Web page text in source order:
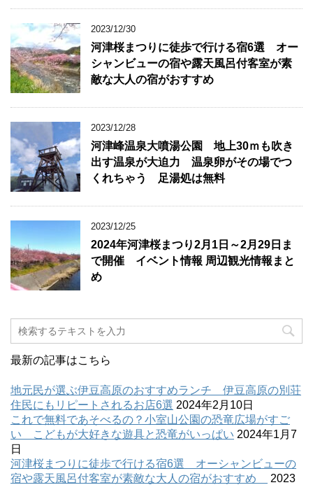
2023/12/30
河津桜まつりに徒歩で行ける宿6選 オー
シャンビューの宿や露天風呂付客室が素
敵な大人の宿がおすすめ
2023/12/28
河津峰温泉大噴湯公園 地上30ｍも吹き
出す温泉が大迫力 温泉卵がその場でつ
くれちゃう 足湯処は無料
2023/12/25
2024年河津桜まつり2月1日～2月29日ま
で開催 イベント情報 周辺観光情報まと
め
最新の記事はこちら
地元民が選ぶ伊豆高原のおすすめランチ 伊豆高原の別荘
住民にもリピートされるお店6選 2024年2月10日
これで無料であそべるの？小室山公園の恐竜広場がすご
い こどもが大好きな遊具と恐竜がいっぱい 2024年1月7
日
河津桜まつりに徒歩で行ける宿6選 オーシャンビューの
宿や露天風呂付客室が素敵な大人の宿がおすすめ
2023